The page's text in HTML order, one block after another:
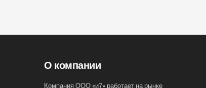
О компании
Компания ООО «и7» работает на рынке